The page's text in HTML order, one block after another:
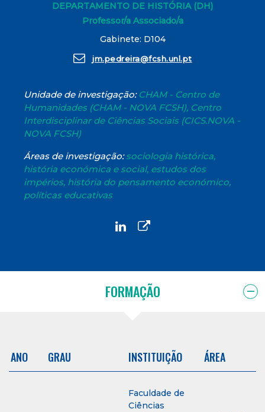
DEPARTAMENTO DE HISTÓRIA (DH)
Professor/a Associado/a
Gabinete: D104
jm.pedreira@fcsh.unl.pt
Unidade de investigação: CHAM - Centro de
Humanidades (CHAM - NOVA FCSH), Centro
Interdisciplinar de Ciências Sociais (CICS.NOVA -
NOVA FCSH)
Áreas de investigação:sociologia histórica,
história económica e social, estudos dos
impérios, história do pensamento económico,
políticas educativas
FORMAÇÃO
ANO GRAU INSTITUIÇÃO ÁREA
Faculdade de
Ciências